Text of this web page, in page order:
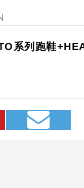
系列跑鞋